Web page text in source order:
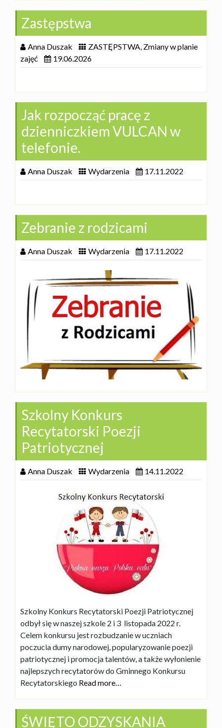
Zastępstwa
Anna Duszak ZASTĘPSTWA, Zmiany w planie
zajęć
19.06.2026
Jak rozpocząć pracę z
dzienniczkiem VULCAN w
telefonie.
Anna Duszak Wydarzenia 17.11.2022
Zebranie z rodzicami
Anna Duszak Wydarzenia 17.11.2022
Szkolny Konkurs
Recytatorski Poezji
Patriotycznej
Anna Duszak Wydarzenia 14.11.2022
Szkolny Konkurs Recytatorski Poezji Patriotycznej
odbył się w naszej szkole 2 i 3 listopada 2022 r.
Celem konkursu jest rozbudzanie w uczniach
poczucia dumy narodowej, popularyzowanie poezji
patriotycznej i promocja talentów, a także wyłonienie
najlepszych recytatorów do Gminnego Konkursu
Recytatorskiego Read more…
ŚWIĘTO ODZYSKANIA